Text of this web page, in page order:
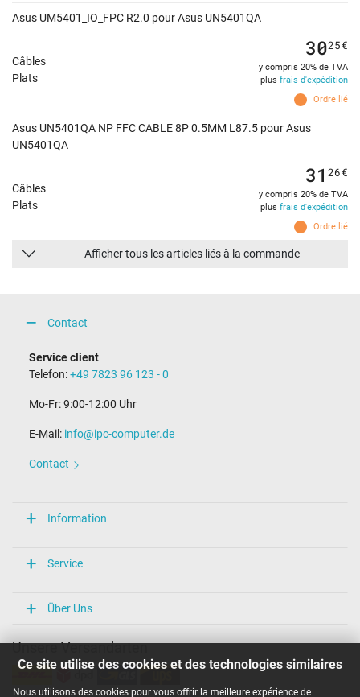
Ce site utilise des cookies et des technologies similaires
Nous utilisons des cookies pour vous offrir la meilleure expérience de
Asus UM5401_IO_FPC R2.0 pour Asus UN5401QA
Câbles
Plats
Ordre lié
3025€
y compris 20% de TVA
plus frais d'expédition
Asus UN5401QA NP FFC CABLE 8P 0.5MM L87.5 pour Asus
UN5401QA
Câbles
Plats
Ordre lié
31 26€
y compris 20% de TVA
plus frais d'expédition
Afficher tous les articles liés à la commande
Contact
Service client
Telefon:+49 7823 96 123 - 0
Mo-Fr: 9:00-12:00 Uhr
E-Mail: info@ipc-computer.de
Contact
Information
Service
Über Uns
Unsere Versandarten